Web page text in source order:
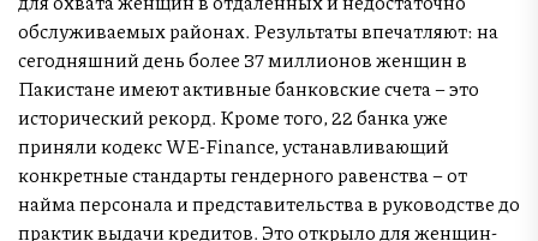
обслуживаемых районах. Результаты впечатляют: на
сегодняшний день более 37 миллионов женщин в
Пакистане имеют активные банковские счета – это
исторический рекорд. Кроме того, 22 банка уже
приняли кодекс WE-Finance, устанавливающий
конкретные стандарты гендерного равенства – от
найма персонала и представительства в руководстве до
практик выдачи кредитов. Это открыло для женщин-